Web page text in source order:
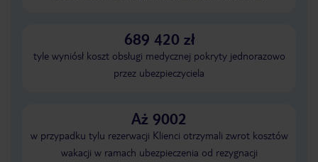
689 420 zł
tyle wyniósł koszt obsługi medycznej pokryty jednorazowo
przez ubezpieczyciela
Aż 9002
w przypadku tylu rezerwacji Klienci otrzymali zwrot kosztów
wakacji w ramach ubezpieczenia od rezygnacji